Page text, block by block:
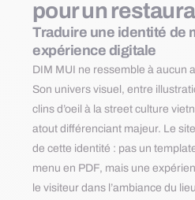
pour un
Traduire une identité de
expérience digitale
DIM MUI ne ressemble à aucun
Son univers visuel, entre
clins d’oeil à la street culture
atout différenciant majeur. Le
de cette identité : pas un
menu en PDF, mais une
le visiteur dans l’ambiance du